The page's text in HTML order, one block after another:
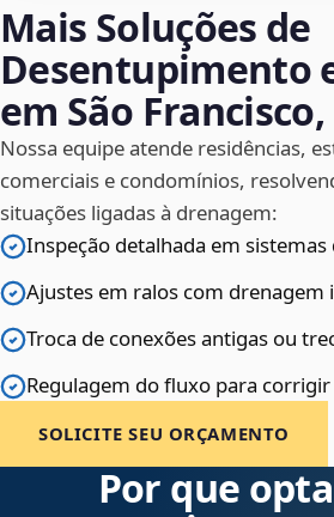
Mais Soluções de
Desentupimento
em São Francisco,
Nossa equipe atende residências,
comerciais e condomínios,
situações ligadas à drenagem:
Inspeção detalhada em
Ajustes em ralos com drenagem
Troca de conexões antigas ou
Regulagem do fluxo para
SOLICITE SEU ORÇAMENTO
Por que